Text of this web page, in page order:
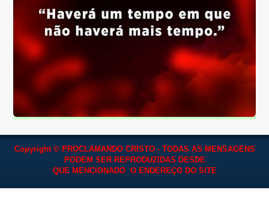
Copyright © PROCLAMANDO CRISTO - TODAS AS MENSAGENS
PODEM SER REPRODUZIDAS DESDE
QUE MENCIONADO O ENDEREÇO DO SITE